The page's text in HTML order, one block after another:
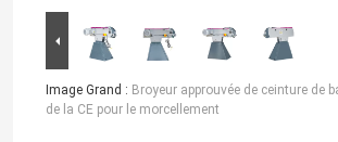
Image Grand : Broyeur approuvée de ceinture de
de la CE pour le morcellement